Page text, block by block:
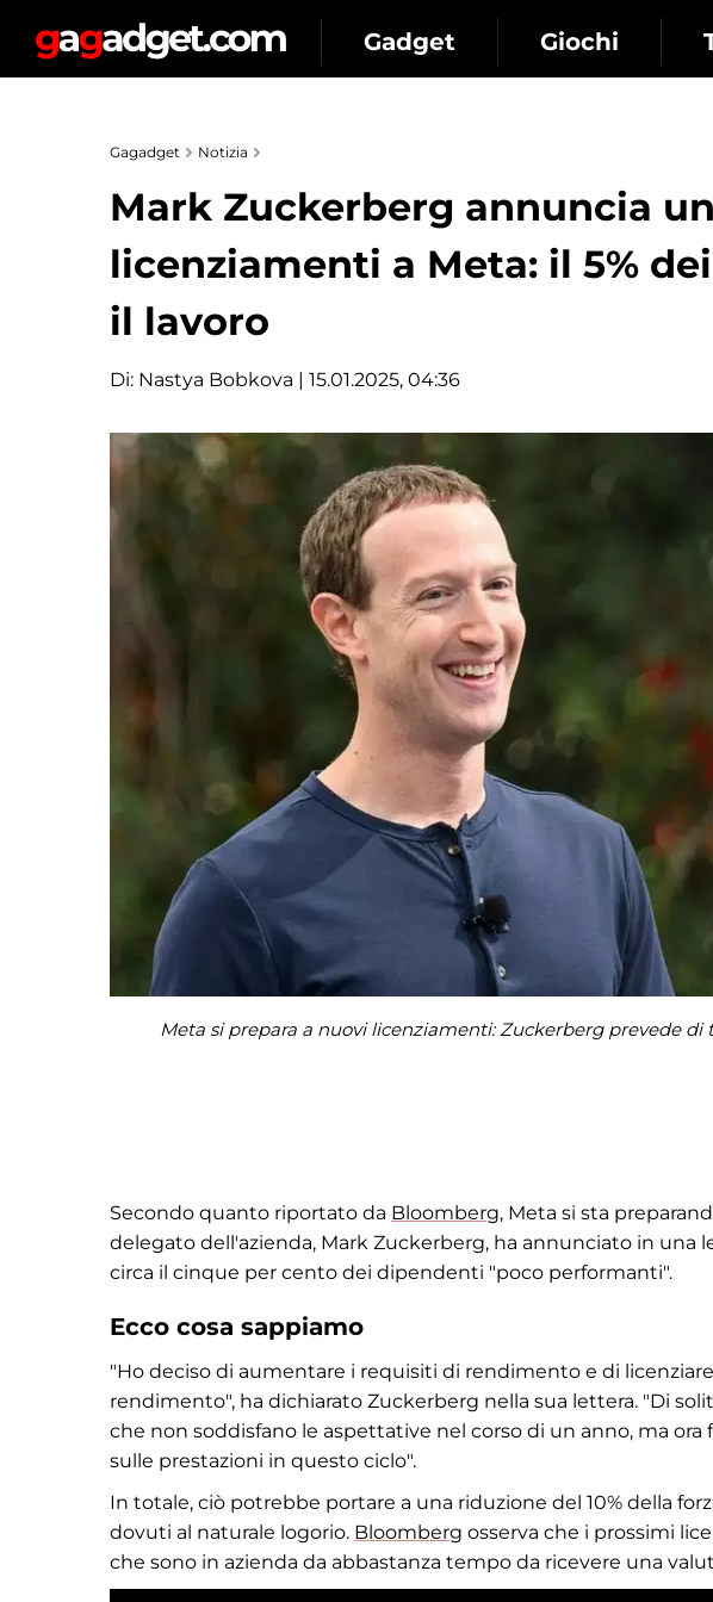
Gadget Giochi
Gagadget Notizia
Mark Zuckerberg annuncia
licenziamenti a Meta: il 5%
il lavoro
Di: Nastya Bobkova | 15.01.2025, 04:36
Meta si prepara a nuovi licenziamenti: Zuckerberg prevede di
Secondo quanto riportato da Bloomberg, Meta si sta
delegato dell'azienda, Mark Zuckerberg, ha annunciato in una
circa il cinque per cento dei dipendenti "poco performanti".
Ecco cosa sappiamo
"Ho deciso di aumentare i requisiti di rendimento e di
rendimento", ha dichiarato Zuckerberg nella sua lettera. "Di
che non soddisfano le aspettative nel corso di un anno, ma
sulle prestazioni in questo ciclo".
In totale, ciò potrebbe portare a una riduzione del 10% della
dovuti al naturale logorio. Bloomberg osserva che i prossimi
che sono in azienda da abbastanza tempo da ricevere una